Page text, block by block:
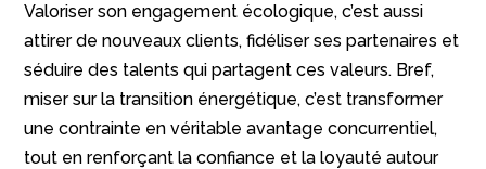
Valoriser son engagement écologique, c’est aussi
attirer de nouveaux clients, fidéliser ses partenaires et
séduire des talents qui partagent ces valeurs. Bref,
miser sur la transition énergétique, c’est transformer
une contrainte en véritable avantage concurrentiel,
tout en renforçant la confiance et la loyauté autour